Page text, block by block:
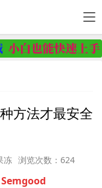
方法才最安全
冻 浏览次数：624